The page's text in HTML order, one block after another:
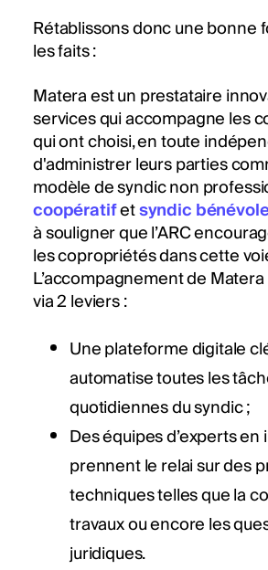
Rétablissons donc une bonne
les faits :
Matera est un prestataire
services qui accompagne les
qui ont choisi, en toute
d'administrer leurs parties
modèle de syndic non
coopératifetsyndic
à souligner que l’ARC
les copropriétés dans cette
L’accompagnement de
via 2 leviers :
Une plateforme digitale
automatise toutes les
quotidiennes du syndic ;
Des équipes d’experts
prennent le relai sur des
techniques telles que la
travaux ou encore les
juridiques.